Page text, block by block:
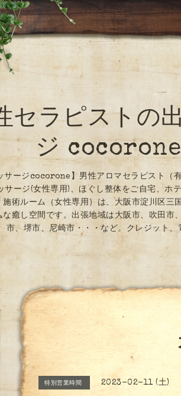
セラピストの
ジ
サージcocorone】男性アロマセラピスト（
サージ(女性専用)、ほぐし整体をご自宅、ホ
施術ルーム（女性専用）は、大阪市淀川区三
な癒し空間です。出張地域は大阪市、吹田市
市、堺市、尼崎市・・・など。クレジット、
特別営業時間 2023-02-11 (土)